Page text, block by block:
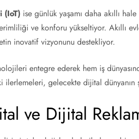
(IoT) ise günlük yaşamı daha akıllı
ve konforu yükseltiyor. Akıllı
inovatif vizyonunu destekliyor.
entegre ederek hem iş
ilerlemeleri, gelecekte dijital
ve Dijital